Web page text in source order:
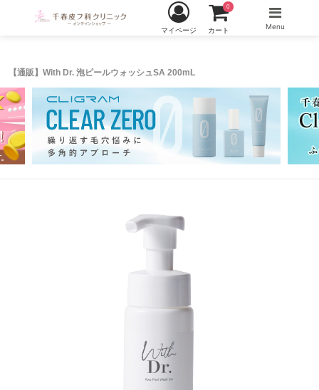
【通販】With Dr. 泡ピールウォッシュSA 200mL
マイページ カート
0
Menu